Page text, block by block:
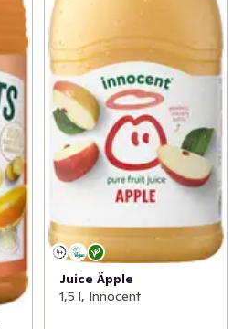
Juice Äpple
1,5 l, Innocent